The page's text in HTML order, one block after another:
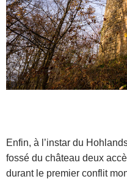
Enfin, à l’instar du
fossé du château deux
durant le premier conflit